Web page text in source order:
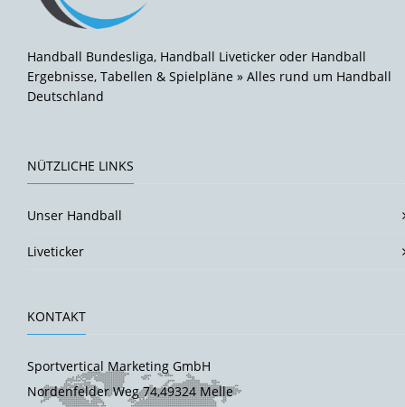
Handball Bundesliga, Handball Liveticker oder Handball
Ergebnisse, Tabellen & Spielpläne » Alles rund um Handball
Deutschland
NÜTZLICHE LINKS
Unser Handball
Liveticker
KONTAKT
Sportvertical Marketing GmbH
Nordenfelder Weg 74,49324 Melle